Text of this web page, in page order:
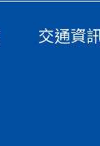
交通資